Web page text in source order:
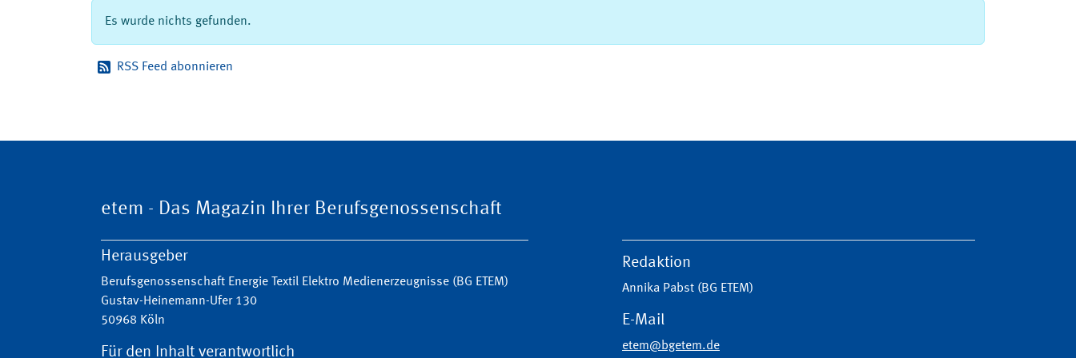
Es wurde nichts gefunden.
RSS Feed abonnieren
etem - Das Magazin Ihrer Berufsgenossenschaft
Herausgeber
Berufsgenossenschaft Energie Textil Elektro Medienerzeugnisse (BG ETEM)
Gustav-Heinemann-Ufer 130
50968 Köln
Für den Inhalt verantwortlich
Redaktion
Annika Pabst (BG ETEM)
E-Mail
etem@bgetem.de